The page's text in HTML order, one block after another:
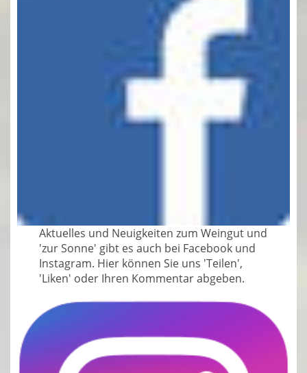
Aktuelles und Neuigkeiten zum Weingut und
'zur Sonne' gibt es auch bei Facebook und
Instagram. Hier können Sie uns 'Teilen',
'Liken' oder Ihren Kommentar abgeben.